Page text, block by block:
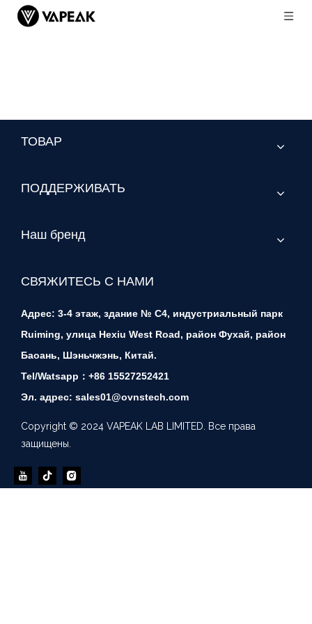
ТОВАР
ПОДДЕРЖИВАТЬ
Наш бренд
СВЯЖИТЕСЬ С НАМИ
Адрес: 3-4 этаж, здание № C4, индустриальный парк
Ruiming, улица Hexiu West Road, район Фухай, район
Баоань, Шэньчжэнь, Китай.
Tel/Watsapp：+86 15527252421
Эл. адрес: sales01@ovnstech.com
Copyright © 2024 VAPEAK LAB LIMITED. Все права
защищены.